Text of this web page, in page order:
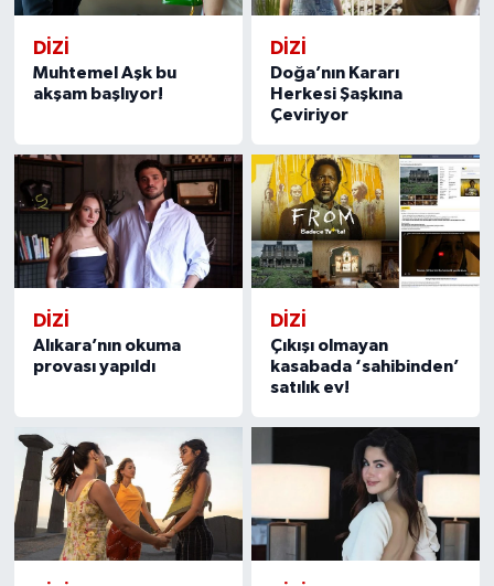
DİZİ
Muhtemel Aşk bu
akşam başlıyor!
DİZİ
Doğa’nın Kararı
Herkesi Şaşkına
Çeviriyor
DİZİ
Alıkara’nın okuma
provası yapıldı
DİZİ
Çıkışı olmayan
kasabada ‘sahibinden’
satılık ev!